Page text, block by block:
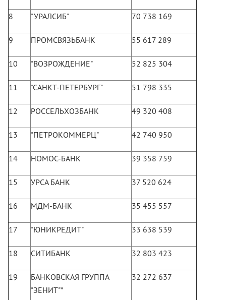
8 "УРАЛСИБ" 70 738 169
9 ПРОМСВЯЗЬБАНК 55 617 289
10 "ВОЗРОЖДЕНИЕ" 52 825 304
11 "САНКТ-ПЕТЕРБУРГ" 51 798 335
12 РОССЕЛЬХОЗБАНК 49 320 408
13 "ПЕТРОКОММЕРЦ" 42 740 950
14 НОМОС-БАНК 39 358 759
15 УРСА БАНК 37 520 624
16 МДМ-БАНК 35 455 557
17 "ЮНИКРЕДИТ" 33 638 539
18 СИТИБАНК 32 803 423
19
БАНКОВСКАЯ ГРУППА
"ЗЕНИТ"*
32 272 637